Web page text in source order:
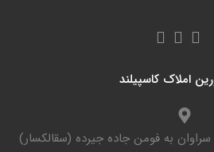
املاک کاسپیلند
سراوان به فومن جاده جیرده (سقالکسار)